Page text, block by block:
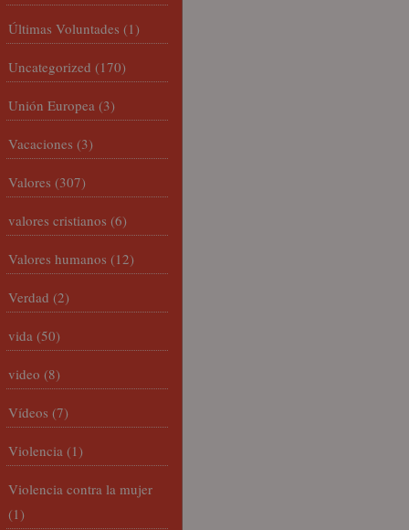
Últimas Voluntades (1)
Uncategorized (170)
Unión Europea (3)
Vacaciones (3)
Valores (307)
valores cristianos (6)
Valores humanos (12)
Verdad (2)
vida (50)
video (8)
Vídeos (7)
Violencia (1)
Violencia contra la mujer
(1)